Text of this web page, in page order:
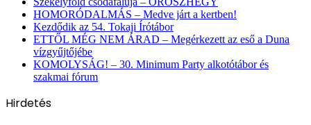
HOMORÓDALMÁS – Medve járt a kertben!
Kezdődik az 54. Tokaji Írótábor
ETTŐL MÉG NEM ÁRAD – Megérkezett az eső a Duna
vízgyűjtőjébe
KOMOLYSÁG! – 30. Minimum Party alkotótábor és
szakmai fórum
Hirdetés